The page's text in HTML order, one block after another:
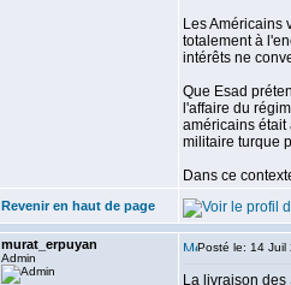
Les Américains
totalement à
intérêts ne
Que Esad
l'affaire du
américains était
militaire turque
Dans ce
Revenir en haut de page
murat_erpuyan
Admin
Posté le: 14 Juil
La livraison